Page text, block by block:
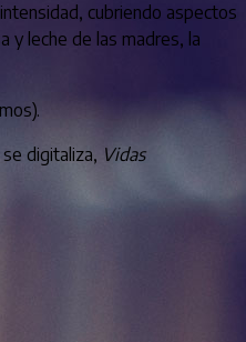
cubriendo aspectos
y leche de las madres, la
digitaliza, Vidas